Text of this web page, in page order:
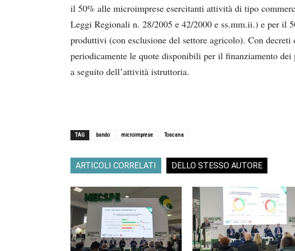
il 50% alle microimprese esercitanti attività di tipo
Leggi Regionali n. 28/2005 e 42/2000 e ss.mm.ii.) e per il
produttivi (con esclusione del settore agricolo). Con
periodicamente le quote disponibili per il finanziamento
a seguito dell’attività istruttoria.
TAG bando microimprese Toscana
ARTICOLI CORRELATI DELLO STESSO AUTORE